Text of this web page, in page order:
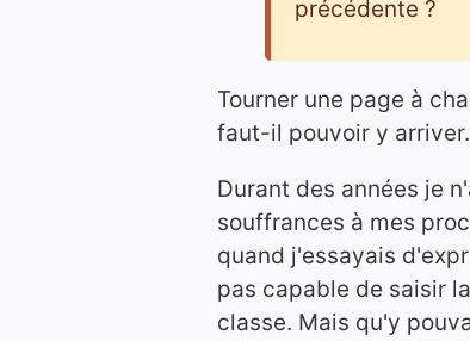
précédente ?
Tourner une page à
faut-il pouvoir y
Durant des années je
souffrances à mes
quand j'essayais
pas capable de saisir
classe. Mais qu'y